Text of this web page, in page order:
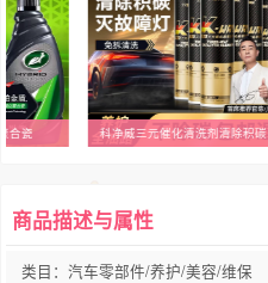
合瓷 科净威三元催化清洗剂清除积碳
商品描述与属性
类目：汽车零部件/养护/美容/维保